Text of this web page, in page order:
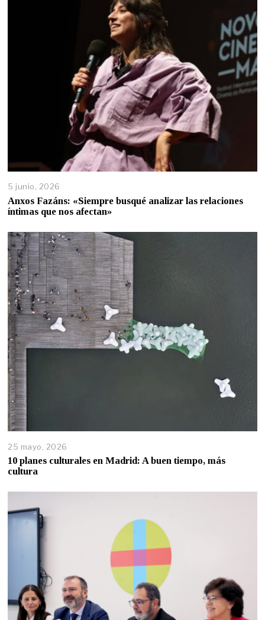
5 junio, 2026
Anxos Fazáns: «Siempre busqué analizar las relaciones
íntimas que nos afectan»
25 mayo, 2026
10 planes culturales en Madrid: A buen tiempo, más
cultura